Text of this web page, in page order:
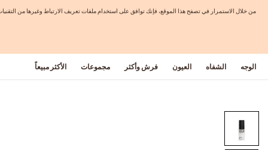
من خلال الاستمرار في تصفح هذا الموقع، فإنك توافق على استخدام ملفات تعريف الارتباط وغيرها من
الوجه الشفاه العيون فرش وأكثر مجموعات الأكثر مبيعاً